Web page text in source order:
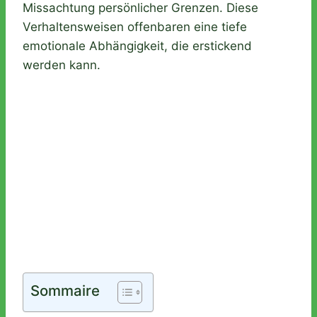
Missachtung persönlicher Grenzen. Diese
Verhaltensweisen offenbaren eine tiefe
emotionale Abhängigkeit, die erstickend
werden kann.
Sommaire